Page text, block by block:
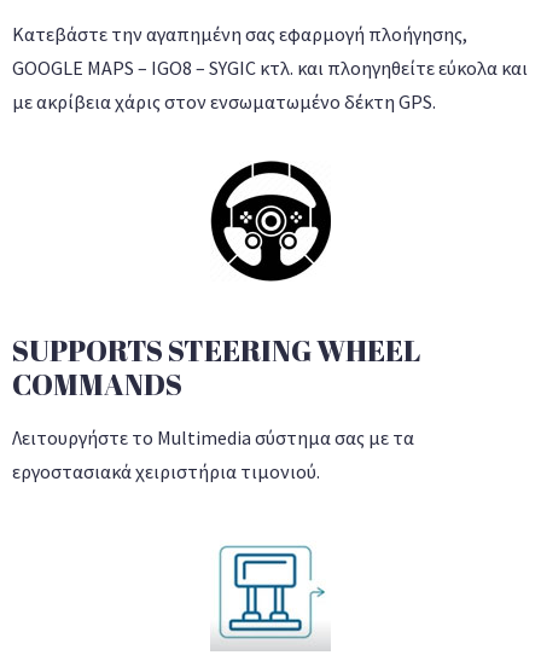
Κατεβάστε την αγαπημένη σας εφαρμογή πλοήγησης,
GOOGLE MAPS – IGO8 – SYGIC κτλ. και πλοηγηθείτε εύκολα και
με ακρίβεια χάρις στον ενσωματωμένο δέκτη GPS.
SUPPORTS STEERING WHEEL
COMMANDS
Λειτουργήστε το Multimedia σύστημα σας με τα
εργοστασιακά χειριστήρια τιμονιού.